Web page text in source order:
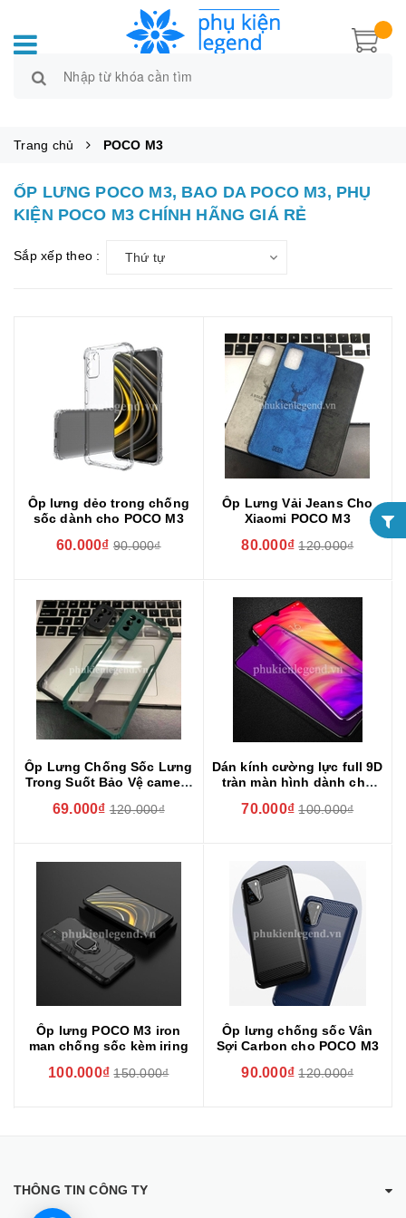
Trang chủ POCO M3
ỐP LƯNG POCO M3, BAO DA POCO M3, PHỤ
KIỆN POCO M3 CHÍNH HÃNG GIÁ RẺ
Sắp xếp theo : Thứ tự
Ốp lưng dẻo trong chống
sốc dành cho POCO M3
60.000₫ 90.000₫
Ốp Lưng Vải Jeans Cho
Xiaomi POCO M3
80.000₫ 120.000₫
Ốp Lưng Chống Sốc Lưng
Trong Suốt Bảo Vệ camera
69.000₫ 120.000₫
Dán kính cường lực full 9D
tràn màn hình dành cho
70.000₫ 100.000₫
Ốp lưng POCO M3 iron
man chống sốc kèm iring
100.000₫ 150.000₫
Ốp lưng chống sốc Vân
Sợi Carbon cho POCO M3
90.000₫ 120.000₫
THÔNG TIN CÔNG TY